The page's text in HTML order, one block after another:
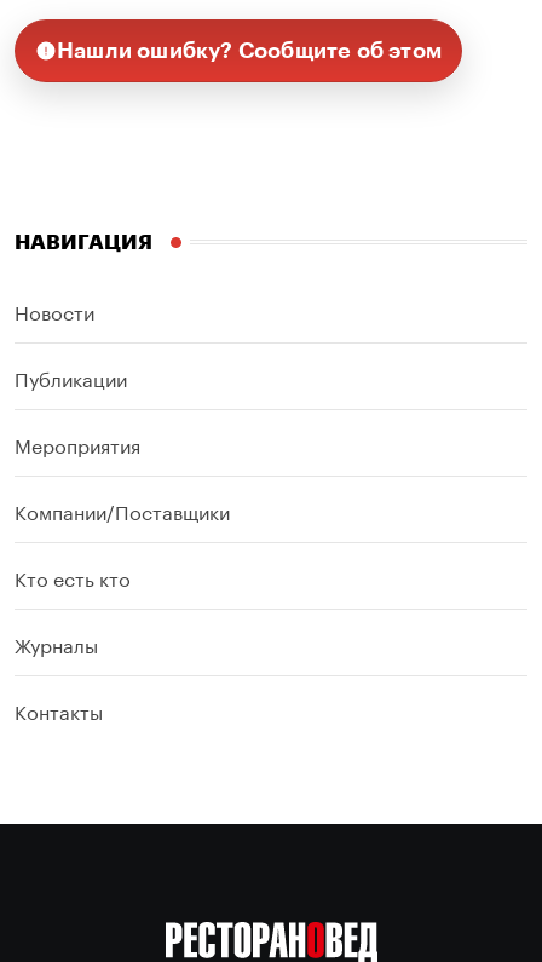
Нашли ошибку? Сообщите об этом
НАВИГАЦИЯ
Новости
Публикации
Мероприятия
Компании/Поставщики
Кто есть кто
Журналы
Контакты